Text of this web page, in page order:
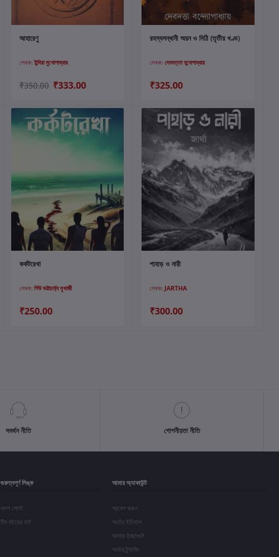
আহারেণু
লেখক: ইন্দিরা মুখোপাধ্যায়
₹350.00 ₹333.00
কার্টে যোগ করুন
রহস্যসন্ধানী অয়ন ও দিঠি (তৃতীয় খণ্ড)
লেখক:দেবদত্তা বন্দোপাধ্যায়
₹325.00
কর্কটরেখা
লেখক: পিউ ভট্টাচার্য্য মুখার্জী
₹250.00
পাহাড় ও নারী
লেখক: JARTHA
₹300.00
সমর্থন নীতি গোপনীয়তা নীতি
গুরুত্বপূর্ণ লিঙ্ক
ব্লগ পোস্ট
টিম বইয়ের হাট
আমার অ্যাকাউন্ট
প্রবেশ করুন
অর্ডার ইতিহাস
আমার ইচ্ছাগুলি
অর্ডার ট্র্যাকিং